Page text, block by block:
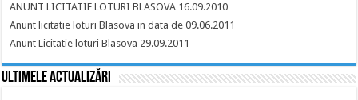
ANUNT LICITATIE LOTURI BLASOVA 16.09.2010
Anunt licitatie loturi Blasova in data de 09.06.2011
Anunt Licitatie loturi Blasova 29.09.2011
Ultimele actualizări